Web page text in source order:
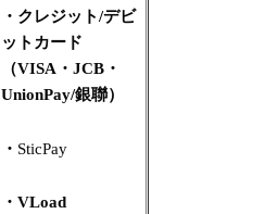
・クレジット/デビ
ットカード
（VISA・JCB・
UnionPay/銀聯）
・ SticPay
・VLoad